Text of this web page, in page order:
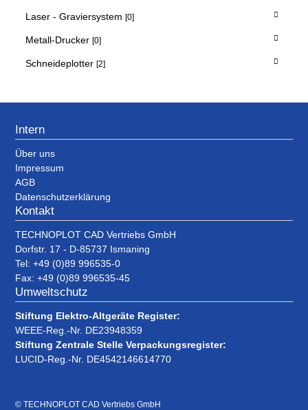
Laser - Graviersystem [0]
Metall-Drucker [0]
Schneideplotter [2]
Intern
Über uns
Impressum
AGB
Datenschutzerklärung
Kontakt
TECHNOPLOT CAD Vertriebs GmbH
Dorfstr. 17 - D-85737 Ismaning
Tel: +49 (0)89 996535-0
Fax: +49 (0)89 996535-45
Umweltschutz
Stiftung Elektro-Altgeräte Register:
WEEE-Reg.-Nr. DE23948359
Stiftung Zentrale Stelle Verpackungsregister:
LUCID-Reg.-Nr. DE4542146614770
© TECHNOPLOT CAD Vertriebs GmbH